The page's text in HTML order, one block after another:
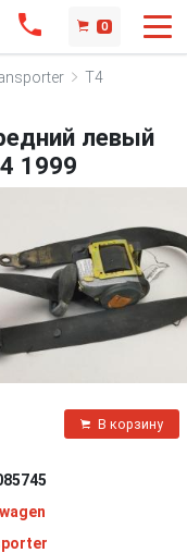
0
T4
левый
1999
В корзину